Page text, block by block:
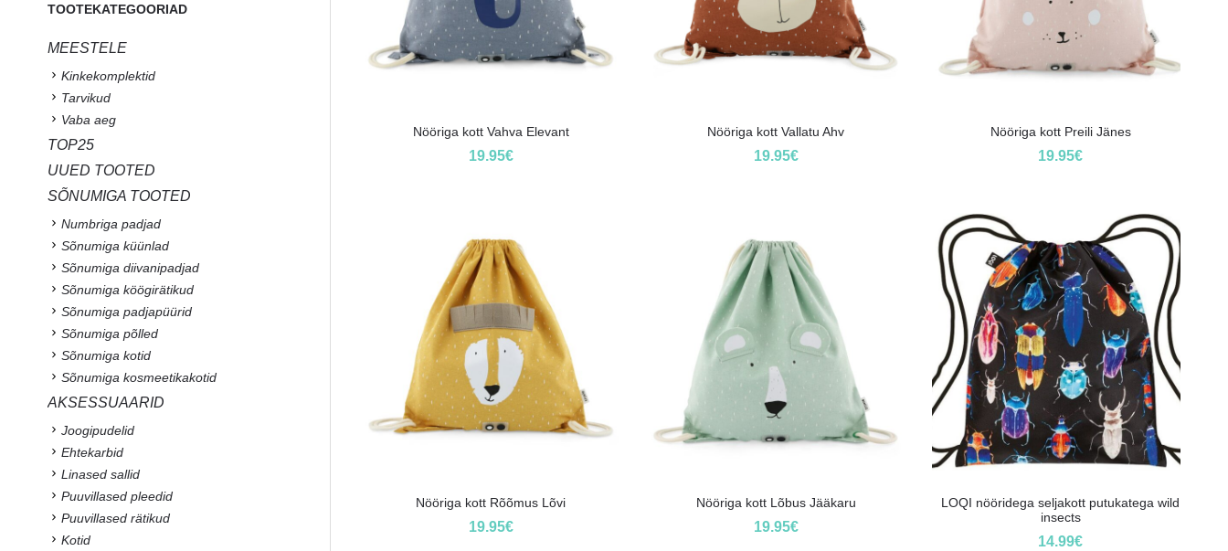
Nööriga kott Vahva Elevant
19.95€
Nööriga kott Vallatu Ahv
19.95€
Nööriga kott Preili Jänes
19.95€
Nööriga kott Rõõmus Lõvi
19.95€
Nööriga kott Lõbus Jääkaru
19.95€
LOQI nööridega seljakott putukatega wild
insects
14.99€
TOOTEKATEGOORIAD
MEESTELE
Kinkekomplektid
Tarvikud
Vaba aeg
TOP25
UUED TOOTED
SÕNUMIGA TOOTED
Numbriga padjad
Sõnumiga küünlad
Sõnumiga diivanipadjad
Sõnumiga köögirätikud
Sõnumiga padjapüürid
Sõnumiga põlled
Sõnumiga kotid
Sõnumiga kosmeetikakotid
AKSESSUAARID
Joogipudelid
Ehtekarbid
Linased sallid
Puuvillased pleedid
Puuvillased rätikud
Kotid